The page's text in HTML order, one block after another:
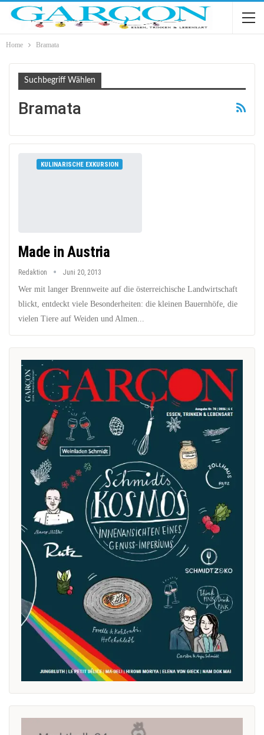
Home Bramata
Suchbegriff Wählen
Bramata
KULINARISCHE EXKURSION
Made in Austria
Redaktion Juni 20, 2013
Wer mit langer Brennweite auf die österreichische Landwirtschaft
blickt, entdeckt viele Besonderheiten: die kleinen Bauernhöfe, die
vielen Tiere auf Weiden und Almen...